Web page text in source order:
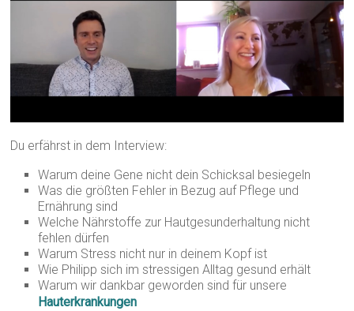
Du erfährst in dem Interview:
Warum deine Gene nicht dein Schicksal besiegeln
Was die größten Fehler in Bezug auf Pflege und
Ernährung sind
Welche Nährstoffe zur Hautgesunderhaltung nicht
fehlen dürfen
Warum Stress nicht nur in deinem Kopf ist
Wie Philipp sich im stressigen Alltag gesund erhält
Warum wir dankbar geworden sind für unsere
Hauterkrankungen